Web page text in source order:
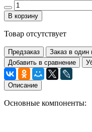
В корзину
Товар отсутствует
Предзаказ
Заказ в один
Добавить в сравнение
Описание
Основные компоненты: